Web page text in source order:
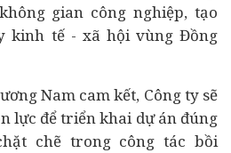
gian công nghiệp, tạo
kinh tế- xã hội vùng Đồng
Nam cam kết, Công ty sẽ
lực để triển khai dự án đúng
chẽ trong công tác bồi